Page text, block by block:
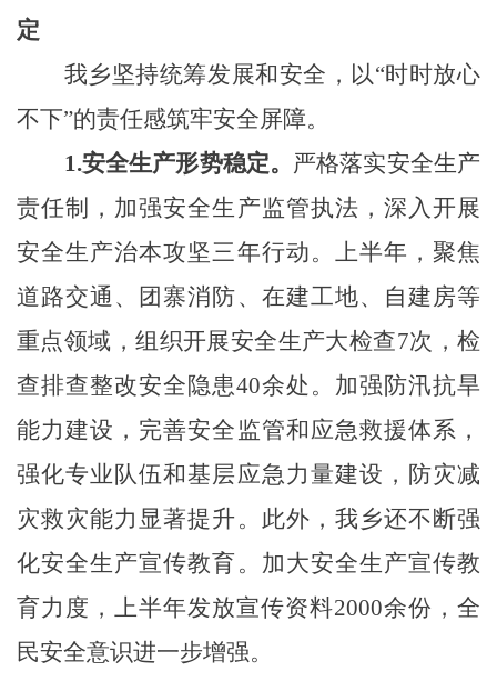
定
我乡坚持统筹发展和安全，以“时时放心
不下”的责任感筑牢安全屏障。
1.安全生产形势稳定。 严格落实安全生产
责任制，加强安全生产监管执法，深入开展
安全生产治本攻坚三年行动。 上半年， 聚焦
道路交通、团寨消防、在建工地、自建房等
重点领域 ，组织开展安全生产大检查7次，检
查排查整改安全隐患40余处 。加强防汛抗旱
能力建设，完善安全监管和应急救援体系，
强化专业队伍和基层应急力量建设，防灾减
灾救灾能力显著提升。 此外，我乡还不断强
化安全生产宣传教育。 加大安全生产宣传教
育力度，上半年发放宣传资料2000余份，全
民安全意识进一步增强。